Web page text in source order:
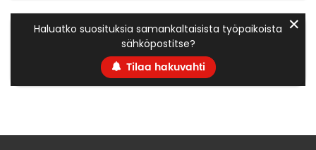
Haluatko suosituksia samankaltaisista työpaikoista
sähköpostitse?
Tilaa hakuvahti
✕